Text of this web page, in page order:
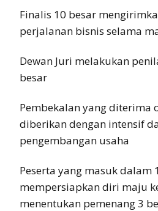
Finalis 10 besar
perjalanan bisnis selama
Dewan Juri melakukan
besar
Pembekalan yang diterima
diberikan dengan intensif
pengembangan usaha
Peserta yang masuk dalam
mempersiapkan diri maju
menentukan pemenang 3